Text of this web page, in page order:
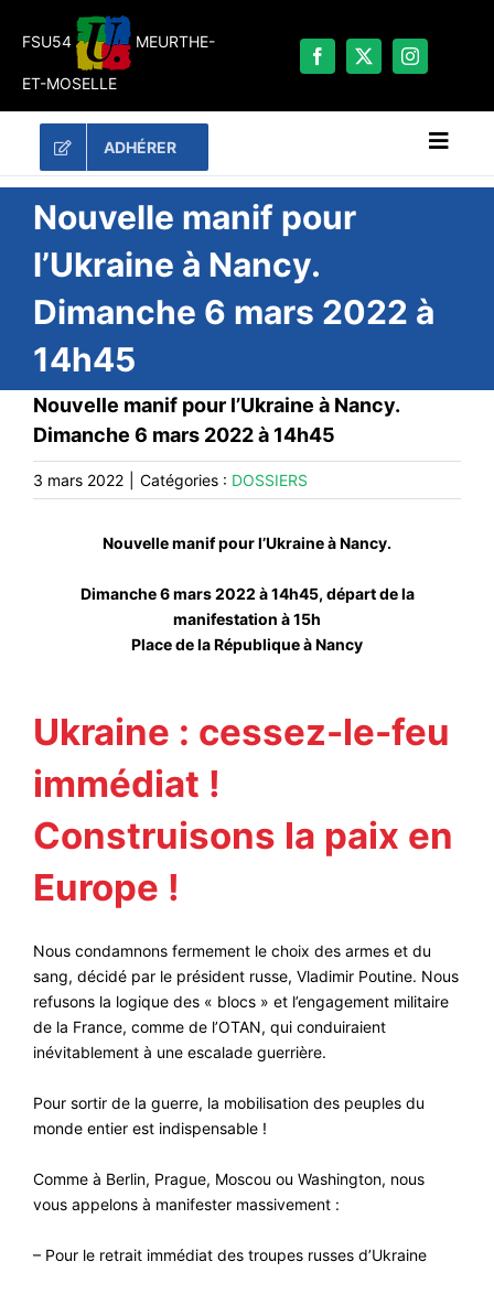
FSU54 MEURTHE-
ET-MOSELLE
ADHÉRER
RECHERCHER:
LES UNES
#ACTUALITÉS
DOSSIERS
PUBLICATIONS
CONTACT
#VOS ÉLUES
#FORMATION
#COMMUNIQUÉS
#DÉBATS
#ARCHIVES
Nouvelle manif pour
l’Ukraine à Nancy.
Dimanche 6 mars 2022 à
14h45
Nouvelle manif pour l’Ukraine à Nancy.
Dimanche 6 mars 2022 à 14h45
3 mars 2022 Catégories : DOSSIERS
Nouvelle manif pour l’Ukraine à Nancy.
Dimanche 6 mars 2022 à 14h45, départ de la
manifestation à 15h
Place de la République à Nancy
Ukraine : cessez-le-feu
immédiat !
Construisons la paix en
Europe !
Nous condamnons fermement le choix des armes et du
sang, décidé par le président russe, Vladimir Poutine. Nous
refusons la logique des « blocs » et l’engagement militaire
de la France, comme de l’OTAN, qui conduiraient
inévitablement à une escalade guerrière.
Pour sortir de la guerre, la mobilisation des peuples du
monde entier est indispensable !
Comme à Berlin, Prague, Moscou ou Washington, nous
vous appelons à manifester massivement :
– Pour le retrait immédiat des troupes russes d’Ukraine